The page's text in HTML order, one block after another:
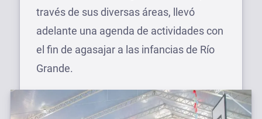
través de sus diversas áreas, llevó
adelante una agenda de actividades con
el fin de agasajar a las infancias de Río
Grande.